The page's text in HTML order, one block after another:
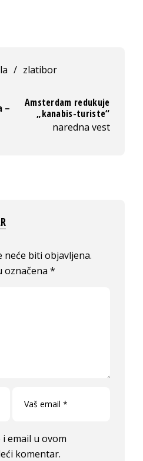
/ zlatibor
–
Amsterdam redukuje
„kanabis-turiste“
naredna vest
neće biti objavljena.
označena*
email u ovom
komentar.